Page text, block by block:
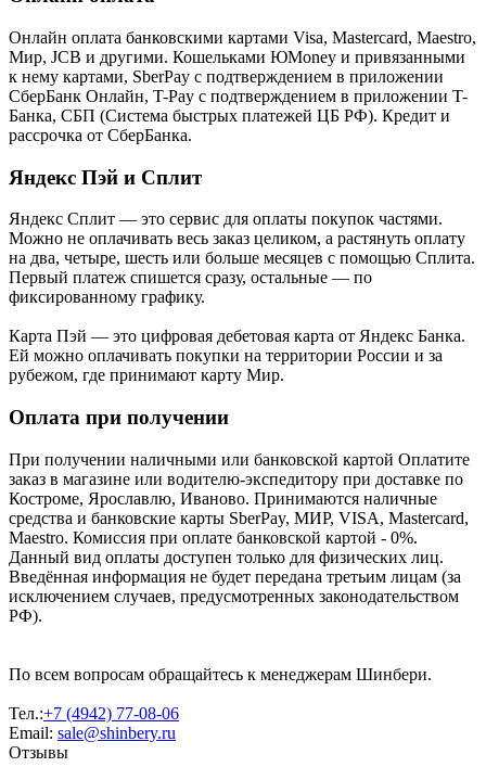
Онлайн оплата банковскими картами Visa, Mastercard, Maestro,
Мир, JCB и другими. Кошельками ЮMoney и привязанными
к нему картами, SberPay с подтверждением в приложении
СберБанк Онлайн, T-Pay с подтверждением в приложении T-
Банка, СБП (Система быстрых платежей ЦБ РФ). Кредит и
рассрочка от СберБанка.
Яндекс Пэй и Сплит
Яндекс Cплит — это сервис для оплаты покупок частями.
Можно не оплачивать весь заказ целиком, а растянуть оплату
на два, четыре, шесть или больше месяцев с помощью Сплита.
Первый платеж спишется сразу, остальные — по
фиксированному графику.
Карта Пэй — это цифровая дебетовая карта от Яндекс Банка.
Ей можно оплачивать покупки на территории России и за
рубежом, где принимают карту Мир.
Оплата при получении
При получении наличными или банковской картой Оплатите
заказ в магазине или водителю-экспедитору при доставке по
Костроме, Ярославлю, Иваново. Принимаются наличные
средства и банковские карты SberPay, МИР, VISA, Mastercard,
Maestro. Комиссия при оплате банковской картой - 0%.
Данный вид оплаты доступен только для физических лиц.
Введённая информация не будет передана третьим лицам (за
исключением случаев, предусмотренных законодательством
РФ).
По всем вопросам обращайтесь к менеджерам Шинбери.
Тел.:+7 (4942) 77-08-06
Email: sale@shinbery.ru
Отзывы